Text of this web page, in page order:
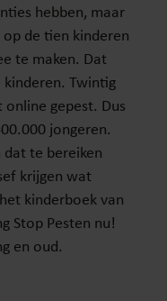
hebben, maar
de tien kinderen
te maken. Dat
Twintig
gepest. Dus
jongeren.
te bereiken
krijgen wat
kinderboek van
Stop Pesten nu!
en oud.